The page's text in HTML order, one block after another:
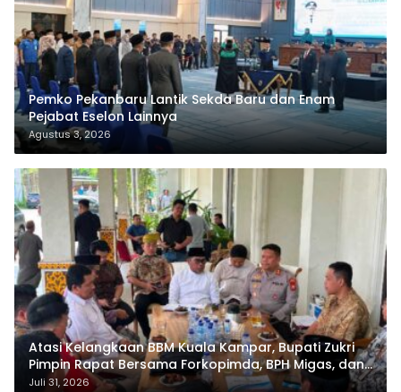
Pemko Pekanbaru Lantik Sekda Baru dan Enam
Pejabat Eselon Lainnya
Agustus 3, 2026
Atasi Kelangkaan BBM Kuala Kampar, Bupati Zukri
Pimpin Rapat Bersama Forkopimda, BPH Migas, dan
Pertamina
Juli 31, 2026